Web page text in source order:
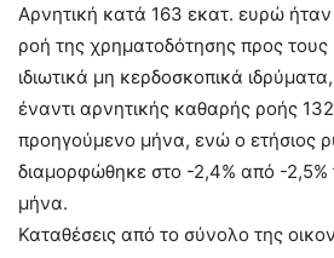
Αρνητική κατά 163 εκατ. ευρώ
ροή της χρηματοδότησης προς τους
ιδιωτικά μη κερδοσκοπικά
έναντι αρνητικής καθαρής ροής
προηγούμενο μήνα, ενώ ο ετήσιος
διαμορφώθηκε στο -2,4% από -2,5%
μήνα.
Καταθέσεις από το σύνολο της